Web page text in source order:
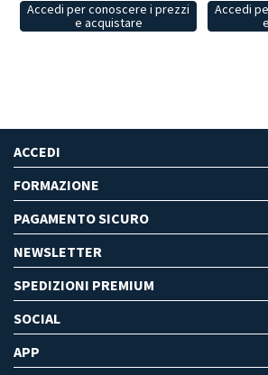
Accedi per conoscere i prezzi
e acquistare
Accedi
ACCEDI
FORMAZIONE
PAGAMENTO SICURO
NEWSLETTER
SPEDIZIONI PREMIUM
SOCIAL
APP